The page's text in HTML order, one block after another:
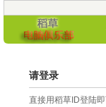
请登录
直接用稻草ID登陆即